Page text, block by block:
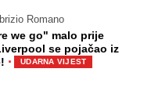
Romano
we go" malo prije
se pojačao iz
· UDARNA VIJEST